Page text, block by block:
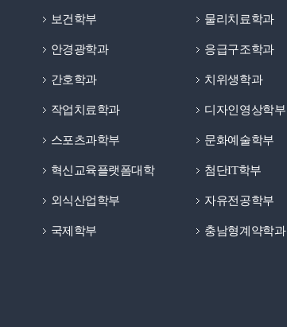
보건학부 물리치료학과
안경광학과 응급구조학과
간호학과 치위생학과
작업치료학과 디자인영상학부
스포츠과학부 문화예술학부
혁신교육플랫폼대학 첨단IT학부
외식산업학부 자유전공학부
국제학부 충남형계약학과